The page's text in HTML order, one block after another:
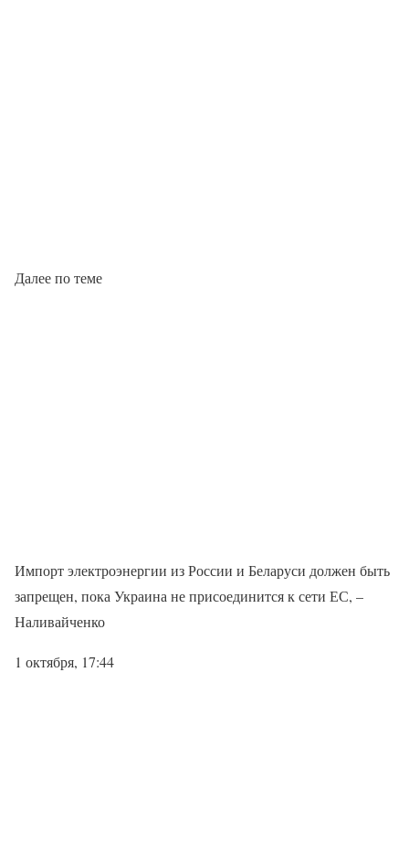
Далее по теме
Импорт электроэнергии из России и Беларуси должен быть
запрещен, пока Украина не присоединится к сети ЕС, –
Наливайченко
1 октября, 17:44